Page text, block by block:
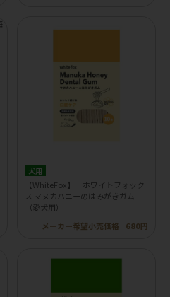
犬用
【WhiteFox】 ホワイトフォック
ス マヌカハニーのはみがきガム
（愛犬用）
メーカー希望小売価格
680円